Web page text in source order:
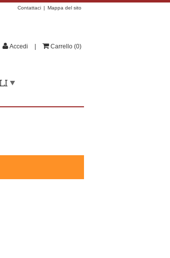
Contattaci Mappa del sito
Accedi Carrello (0)